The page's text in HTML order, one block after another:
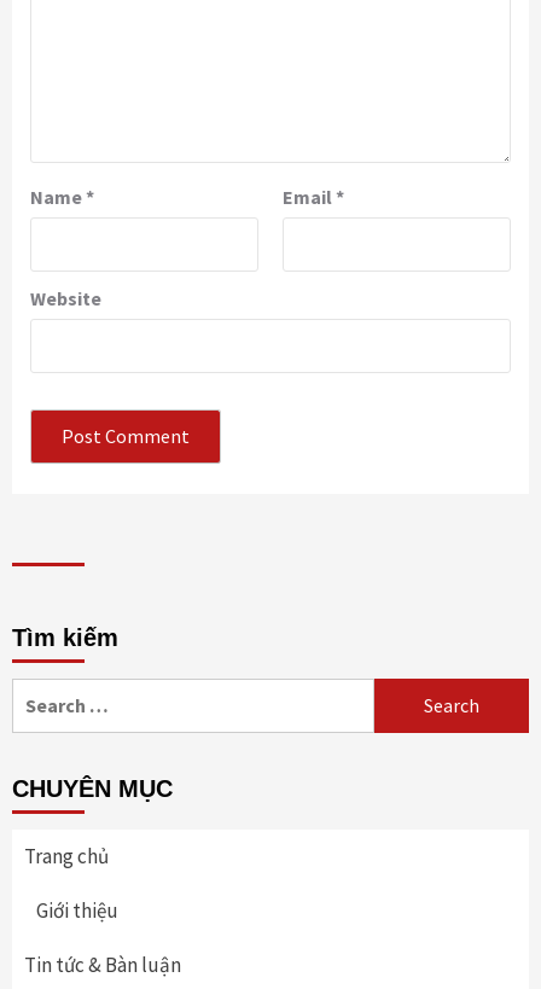
Name* Email *
Website
Tìm kiếm
for:
CHUYÊN MỤC
Trang chủ
Giới thiệu
Tin tức & Bàn luận